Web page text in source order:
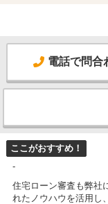
電話で問合
ここがおすすめ！
-
住宅ローン審査も弊社
れたノウハウを活用し